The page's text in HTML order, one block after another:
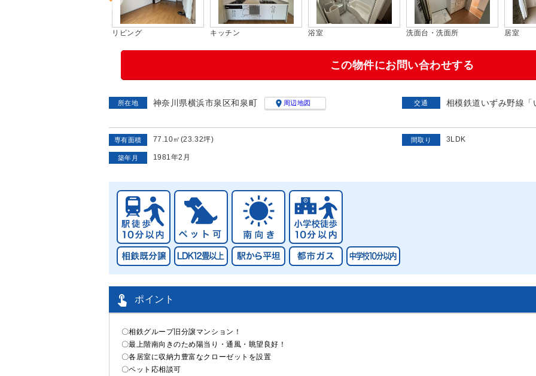
リビング キッチン 浴室 洗面台・洗面所 居室
この物件にお問い合わせする
所在地 神奈川県横浜市泉区和泉町  周辺地図 交通 相模鉄道いずみ野線
専有面積 77.10㎡(23.32坪) 間取り 3LDK
築年月 1981年2月
 ポイント
〇相鉄グループ旧分譲マンション！
〇最上階南向きのため陽当り・通風・眺望良好！
〇各居室に収納力豊富なクローゼットを設置
〇ペット応相談可